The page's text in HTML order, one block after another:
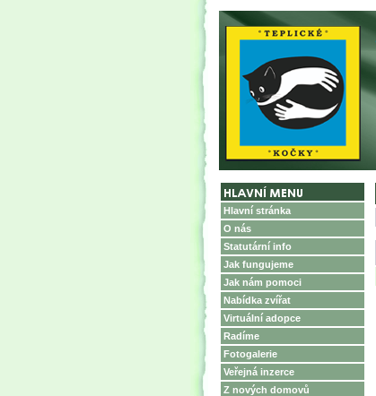
Hlavní stránka
O nás
Statutární info
Jak fungujeme
Jak nám pomoci
Nabídka zvířat
Virtuální adopce
Radíme
Fotogalerie
Veřejná inzerce
Z nových domovů